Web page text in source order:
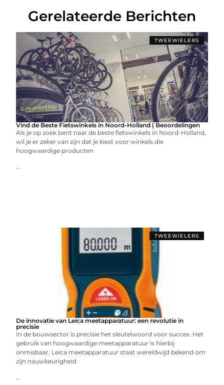
Gerelateerde Berichten
TWEEWIELERS
Vind de Beste Fietswinkels in Noord-Holland | Beoordelingen
Als je op zoek bent naar de beste fietswinkels in Noord-Holland,
wil je er zeker van zijn dat je kiest voor winkels die
hoogwaardige producten
...
TWEEWIELERS
De innovatie van Leica meetapparatuur: een revolutie in
precisie
In de bouwsector is precisie het sleutelwoord voor succes. Het
gebruik van hoogwaardige meetapparatuur is hierbij
onmisbaar. Leica meetapparatuur staat wereldwijd bekend om
zijn nauwkeurigheid
...